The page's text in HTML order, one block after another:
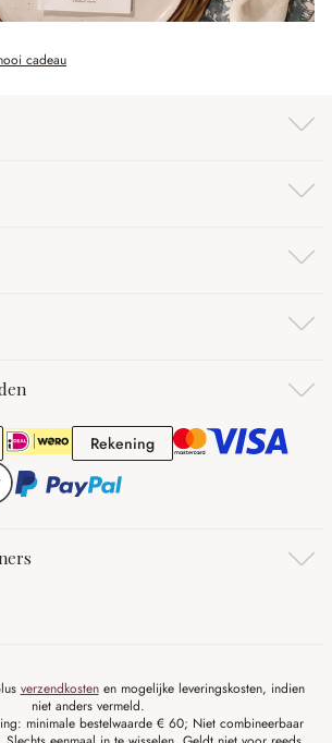
cadeau
RekeningRekening
verzendkostenen mogelijke leveringskosten, indien
niet anders vermeld.
minimale bestelwaarde € 60; Niet combineerbaar